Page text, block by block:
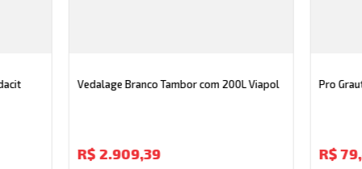
Vedalage Branco Tambor com 200L Viapol
R$ 2.909,39
Pro
R$79,